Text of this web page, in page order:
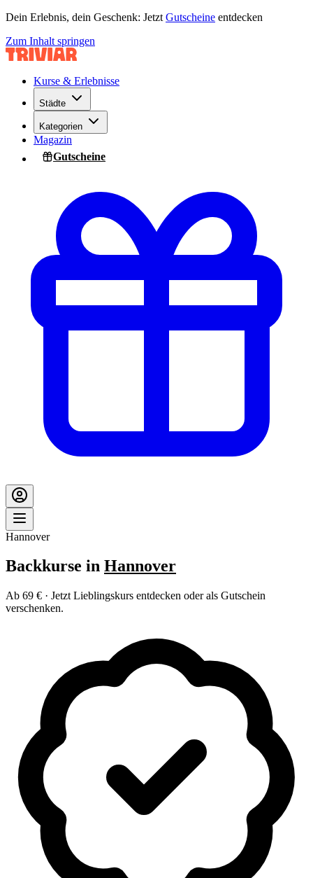
Dein Erlebnis, dein Geschenk: Jetzt Gutscheine entdecken
Zum Inhalt springen
Kurse & Erlebnisse
Städte
Kategorien
Magazin
Gutscheine
Hannover
Backkurse in Hannover
Ab 69 € · Jetzt Lieblingskurs entdecken oder als Gutschein
verschenken.